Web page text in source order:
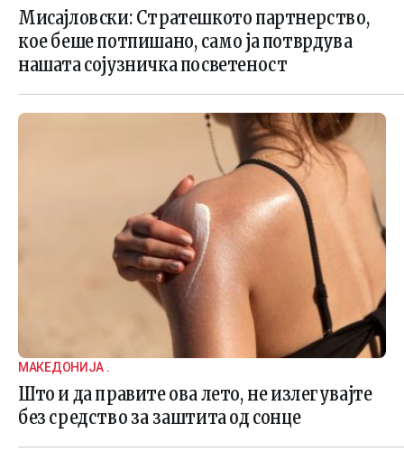
Мисајловски: Стратешкото партнерство,
кое беше потпишано, само ја потврдува
нашата сојузничка посветеност
МАКЕДОНИЈА .
Што и да правите ова лето, не излегувајте
без средство за заштита од сонце